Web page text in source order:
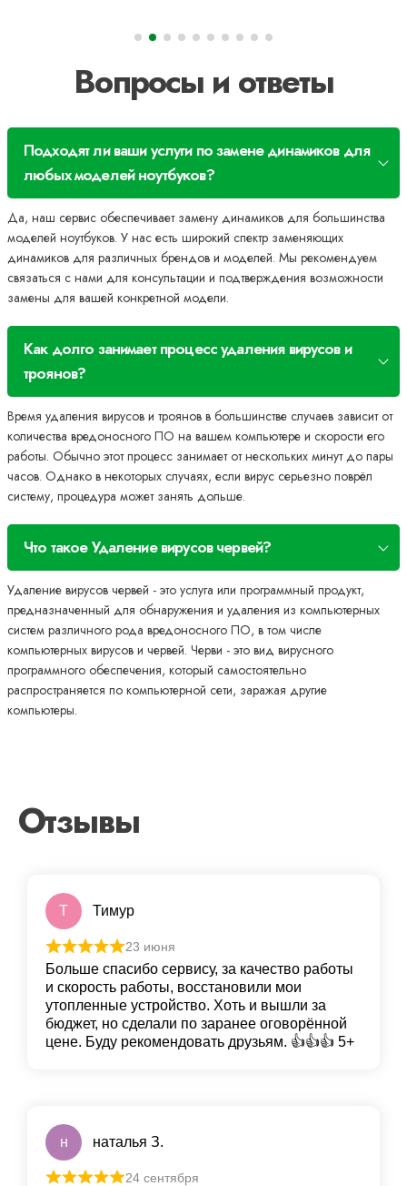
Вопросы и ответы
Подходят ли ваши услуги по замене динамиков для
любых моделей ноутбуков?
Да, наш сервис обеспечивает замену динамиков для большинства
моделей ноутбуков. У нас есть широкий спектр заменяющих
динамиков для различных брендов и моделей. Мы рекомендуем
связаться с нами для консультации и подтверждения возможности
замены для вашей конкретной модели.
Как долго занимает процесс удаления вирусов и
троянов?
Время удаления вирусов и троянов в большинстве случаев зависит от
количества вредоносного ПО на вашем компьютере и скорости его
работы. Обычно этот процесс занимает от нескольких минут до пары
часов. Однако в некоторых случаях, если вирус серьезно поврёл
систему, процедура может занять дольше.
Что такое Удаление вирусов червей?
Удаление вирусов червей - это услуга или программный продукт,
предназначенный для обнаружения и удаления из компьютерных
систем различного рода вредоносного ПО, в том числе
компьютерных вирусов и червей. Черви - это вид вирусного
программного обеспечения, который самостоятельно
распространяется по компьютерной сети, заражая другие
компьютеры.
Отзывы
Т Тимур
23 июня
Больше спасибо сервису, за качество работы
и скорость работы, восстановили мои
утопленные устройство. Хоть и вышли за
бюджет, но сделали по заранее оговорённой
цене. Буду рекомендовать друзьям. 👍👍👍 5+
н наталья З.
24 сентября